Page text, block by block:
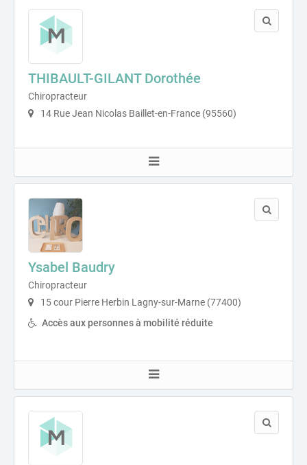
THIBAULT-GILANT Dorothée
Chiropracteur
14 Rue Jean Nicolas Baillet-en-France (95560)
Ysabel Baudry
Chiropracteur
15 cour Pierre Herbin Lagny-sur-Marne (77400)
Accès aux personnes à mobilité réduite